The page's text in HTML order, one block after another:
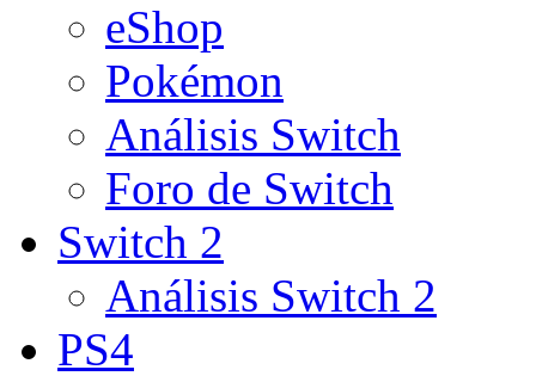
eShop
Pokémon
Análisis Switch
Foro de Switch
Switch 2
Análisis Switch 2
PS4